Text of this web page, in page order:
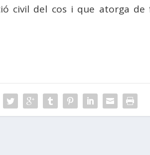
civil del cos i que atorga de